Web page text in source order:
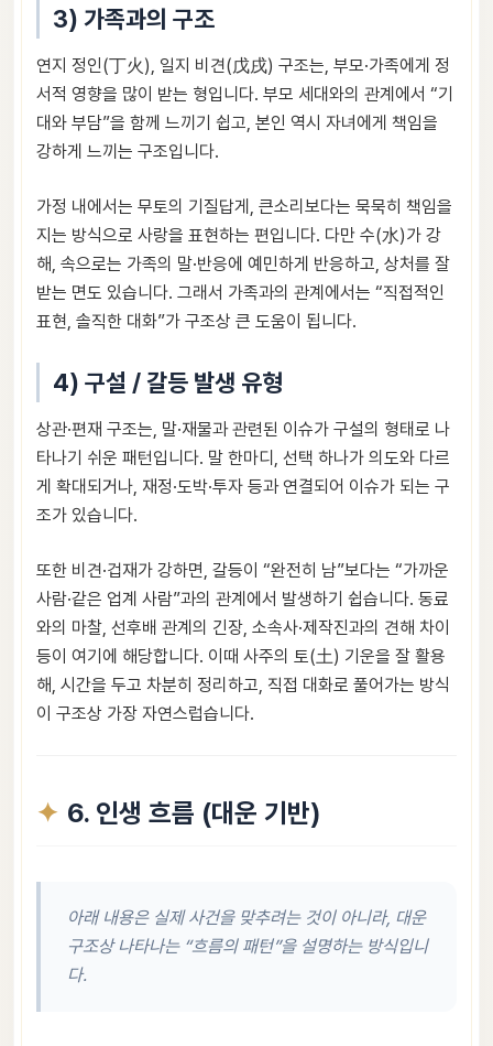
3) 가족과의 구조
연지 정인(丁火), 일지 비견(戊戌) 구조는, 부모·가족에게 정
서적 영향을 많이 받는 형입니다. 부모 세대와의 관계에서 “기
대와 부담”을 함께 느끼기 쉽고, 본인 역시 자녀에게 책임을
강하게 느끼는 구조입니다.
가정 내에서는 무토의 기질답게, 큰소리보다는 묵묵히 책임을
지는 방식으로 사랑을 표현하는 편입니다. 다만 수(水)가 강
해, 속으로는 가족의 말·반응에 예민하게 반응하고, 상처를 잘
받는 면도 있습니다. 그래서 가족과의 관계에서는 “직접적인
표현, 솔직한 대화”가 구조상 큰 도움이 됩니다.
4) 구설 / 갈등 발생 유형
상관·편재 구조는, 말·재물과 관련된 이슈가 구설의 형태로 나
타나기 쉬운 패턴입니다. 말 한마디, 선택 하나가 의도와 다르
게 확대되거나, 재정·도박·투자 등과 연결되어 이슈가 되는 구
조가 있습니다.
또한 비견·겁재가 강하면, 갈등이 “완전히 남”보다는 “가까운
사람·같은 업계 사람”과의 관계에서 발생하기 쉽습니다. 동료
와의 마찰, 선후배 관계의 긴장, 소속사·제작진과의 견해 차이
등이 여기에 해당합니다. 이때 사주의 토(土) 기운을 잘 활용
해, 시간을 두고 차분히 정리하고, 직접 대화로 풀어가는 방식
이 구조상 가장 자연스럽습니다.
6. 인생 흐름 (대운 기반)
아래 내용은 실제 사건을 맞추려는 것이 아니라, 대운
구조상 나타나는 “흐름의 패턴”을 설명하는 방식입니
다.